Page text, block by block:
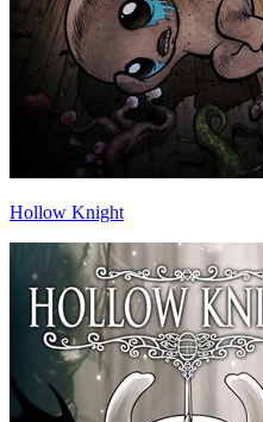
Hollow Knight